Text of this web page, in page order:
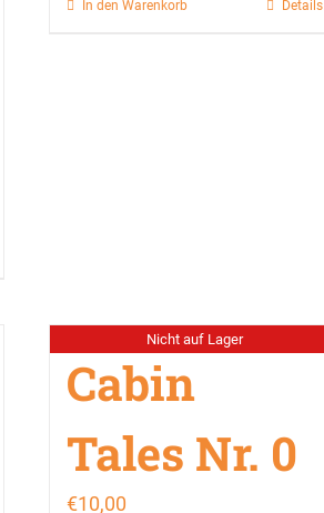
In den Warenkorb Details
Nicht auf Lager
Cabin
Tales Nr. 0
€10,00